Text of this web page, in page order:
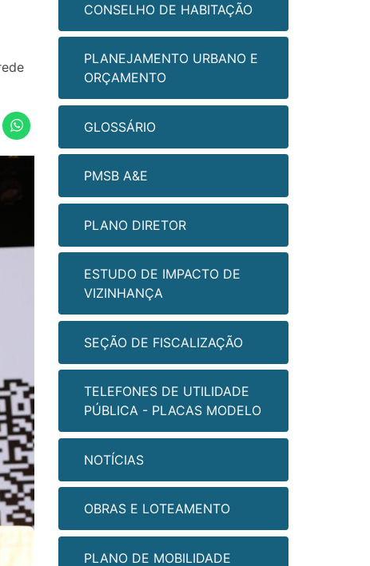
CONSELHO DE HABITAÇÃO
PLANEJAMENTO URBANO E
ORÇAMENTO
GLOSSÁRIO
PMSB A&E
PLANO DIRETOR
ESTUDO DE IMPACTO DE
VIZINHANÇA
SEÇÃO DE FISCALIZAÇÃO
TELEFONES DE UTILIDADE
PÚBLICA - PLACAS MODELO
NOTÍCIAS
OBRAS E LOTEAMENTO
PLANO DE MOBILIDADE